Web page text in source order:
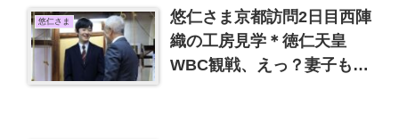
悠仁さま
悠仁さま京都訪問2日目西陣
織の工房見学＊徳仁天皇
WBC観戦、えっ？妻子も一